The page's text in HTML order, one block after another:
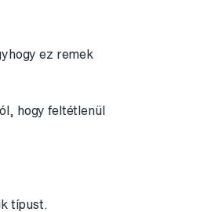
ez remek
hogy feltétlenül
típust.